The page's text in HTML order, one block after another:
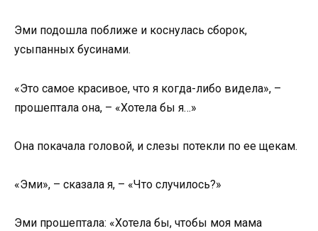
Эми подошла поближе и коснулась сборок,
усыпанных бусинами.
«Это самое красивое, что я когда-либо видела», –
прошептала она, – «Хотела бы я…»
Она покачала головой, и слезы потекли по ее щекам.
«Эми», – сказала я, – «Что случилось?»
Эми прошептала: «Хотела бы, чтобы моя мама